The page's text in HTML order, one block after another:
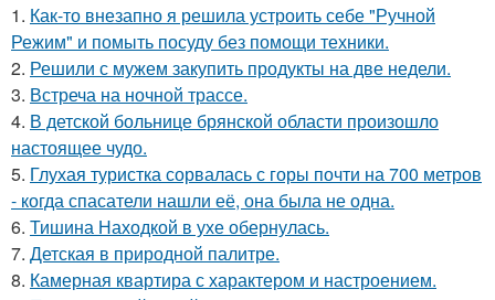
1. Как-то внезапно я решила устроить себе "Ручной
Режим" и помыть посуду без помощи техники.
2. Решили с мужем закупить продукты на две недели.
3. Встреча на ночной трассе.
4. В детской больнице брянской области произошло
настоящее чудо.
5. Глухая туристка сорвалась с горы почти на 700 метров
- когда спасатели нашли её, она была не одна.
6. Тишина Находкой в ухе обернулась.
7. Детская в природной палитре.
8. Камерная квартира с характером и настроением.